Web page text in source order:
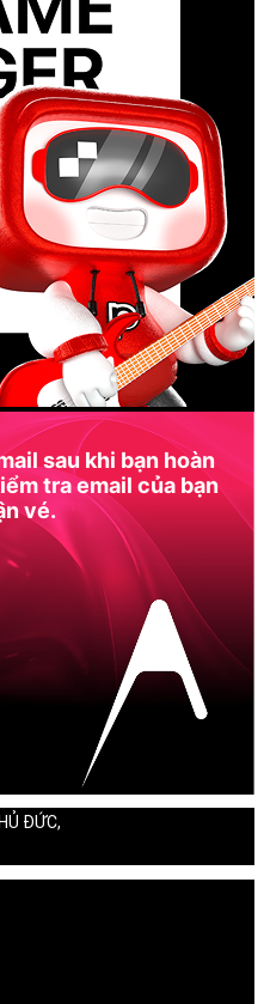
sau khi bạn hoàn
tra email của bạn
vé.
ĐỨC,